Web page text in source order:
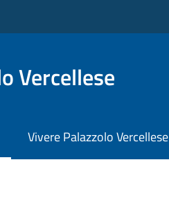
Vercellese
Vivere Palazzolo Vercellese